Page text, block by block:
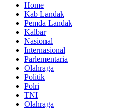
Home
Kab Landak
Pemda Landak
Kalbar
Nasional
Internasional
Parlementaria
Olahraga
Politik
Polri
TNI
Olahraga